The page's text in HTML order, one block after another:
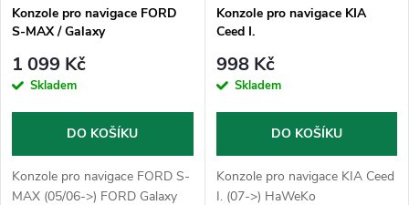
Konzole pro navigace FORD
S-MAX / Galaxy
1 099 Kč
Skladem
DO KOŠÍKU
Konzole pro navigace FORD S-
MAX (05/06->) FORD Galaxy
Konzole pro navigace KIA
Ceed I.
998 Kč
Skladem
DO KOŠÍKU
Konzole pro navigace KIA Ceed
I. (07->) HaWeKo